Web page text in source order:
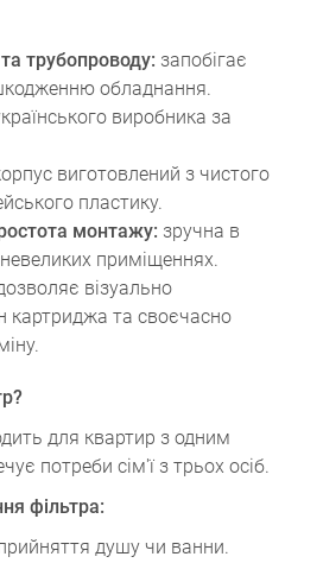
трубопроводу: запобігає
обладнання.
виробника за
виготовлений з чистого
пластику.
монтажу: зручна в
приміщеннях.
візуально
картриджа та своєчасно
для квартир з одним
потреби сім'ї з трьох осіб.
фільтра:
душу чи ванни.